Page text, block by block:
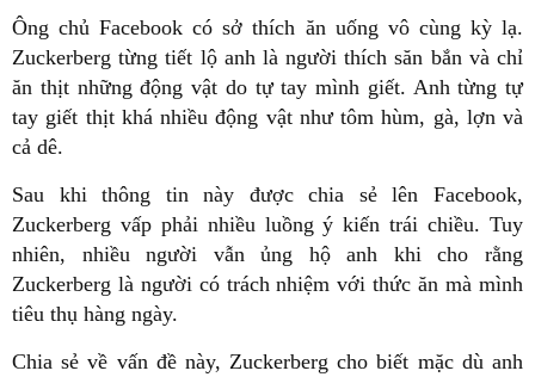
Ông chủ Facebook có sở thích ăn uống vô cùng kỳ lạ.
Zuckerberg từng tiết lộ anh là người thích săn bắn và chỉ
ăn thịt những động vật do tự tay mình giết. Anh từng tự
tay giết thịt khá nhiều động vật như tôm hùm, gà, lợn và
cả dê.
Sau khi thông tin này được chia sẻ lên Facebook,
Zuckerberg vấp phải nhiều luồng ý kiến trái chiều. Tuy
nhiên, nhiều người vẫn ủng hộ anh khi cho rằng
Zuckerberg là người có trách nhiệm với thức ăn mà mình
tiêu thụ hàng ngày.
Chia sẻ về vấn đề này, Zuckerberg cho biết mặc dù anh